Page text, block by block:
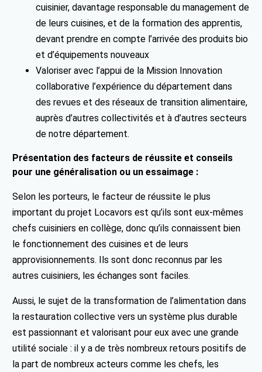
cuisinier, davantage responsable du management de
de leurs cuisines, et de la formation des apprentis,
devant prendre en compte l’arrivée des produits bio
et d’équipements nouveaux
Valoriser avec l’appui de la Mission Innovation
collaborative l’expérience du département dans
des revues et des réseaux de transition alimentaire,
auprès d’autres collectivités et à d’autres secteurs
de notre département.
Présentation des facteurs de réussite et conseils
pour une généralisation ou un essaimage :
Selon les porteurs, le facteur de réussite le plus
important du projet Locavors est qu’ils sont eux-mêmes
chefs cuisiniers en collège, donc qu’ils connaissent bien
le fonctionnement des cuisines et de leurs
approvisionnements. Ils sont donc reconnus par les
autres cuisiniers, les échanges sont faciles.
Aussi, le sujet de la transformation de l’alimentation dans
la restauration collective vers un système plus durable
est passionnant et valorisant pour eux avec une grande
utilité sociale : il y a de très nombreux retours positifs de
la part de nombreux acteurs comme les chefs, les